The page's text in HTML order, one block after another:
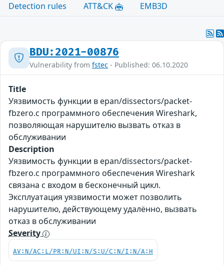
Detection rules
ATT&CK EMB3D
BDU:2021-00876
Vulnerability from fstec - Published: 06.10.2020
Title
Уязвимость функции в epan/dissectors/packet-
fbzero.c программного обеспечения Wireshark,
позволяющая нарушителю вызвать отказ в
обслуживании
Description
Уязвимость функции в epan/dissectors/packet-
fbzero.c программного обеспечения Wireshark
связана с входом в бесконечный цикл.
Эксплуатация уязвимости может позволить
нарушителю, действующему удалённо, вызвать
отказ в обслуживании
Severity
AV:N/AC:L/PR:N/UI:N/S:U/C:N/I:N/A:H